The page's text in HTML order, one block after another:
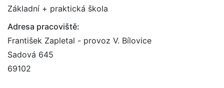
Základní + praktická škola
Adresa pracoviště:
František Zapletal - provoz V. Bílovice
Sadová 645
69102